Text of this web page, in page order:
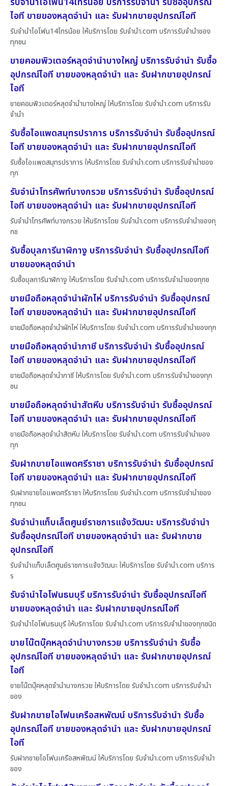
ไอที ขายของหลุดจำนำ และ รับฝากขายอุปกรณ์ไอที
รับจำนำไอโฟน14ไทรน้อย ให้บริการโดย รับจํานํา.com บริการรับจำนำของ
ทุกชน
ขายคอมพิวเตอร์หลุดจำนำบางใหญ่ บริการรับจำนำ รับซื้อ
อุปกรณ์ไอที ขายของหลุดจำนำ และ รับฝากขายอุปกรณ์
ไอที
ขายคอมพิวเตอร์หลุดจำนำบางใหญ่ ให้บริการโดย รับจํานํา.com บริการรับ
จำนำ
รับซื้อไอแพดสมุทรปราการ บริการรับจำนำ รับซื้ออุปกรณ์
ไอที ขายของหลุดจำนำ และ รับฝากขายอุปกรณ์ไอที
รับซื้อไอแพดสมุทรปราการ ให้บริการโดย รับจํานํา.com บริการรับจำนำของ
ทุก
รับจำนำโทรศัพท์บางกรวย บริการรับจำนำ รับซื้ออุปกรณ์
ไอที ขายของหลุดจำนำ และ รับฝากขายอุปกรณ์ไอที
รับจำนำโทรศัพท์บางกรวย ให้บริการโดย รับจํานํา.com บริการรับจำนำของทุ
กช
รับซื้อบุลการีนาฬิกางู บริการรับจำนำ รับซื้ออุปกรณ์ไอที
ขายของหลุดจำนำ
รับซื้อบุลการีนาฬิกางู ให้บริการโดย รับจํานํา.com บริการรับจำนำของทุกช
ขายมือถือหลุดจำนำผักไห่ บริการรับจำนำ รับซื้ออุปกรณ์
ไอที ขายของหลุดจำนำ และ รับฝากขายอุปกรณ์ไอที
ขายมือถือหลุดจำนำผักไห่ ให้บริการโดย รับจํานํา.com บริการรับจำนำของทุก
ขายมือถือหลุดจำนำภาชี บริการรับจำนำ รับซื้ออุปกรณ์
ไอที ขายของหลุดจำนำ และ รับฝากขายอุปกรณ์ไอที
ขายมือถือหลุดจำนำภาชี ให้บริการโดย รับจํานํา.com บริการรับจำนำของทุก
ชน
ขายมือถือหลุดจำนำสัตหีบ บริการรับจำนำ รับซื้ออุปกรณ์
ไอที ขายของหลุดจำนำ และ รับฝากขายอุปกรณ์ไอที
ขายมือถือหลุดจำนำสัตหีบ ให้บริการโดย รับจํานํา.com บริการรับจำนำของ
ทุก
รับฝากขายไอแพดศรีราชา บริการรับจำนำ รับซื้ออุปกรณ์
ไอที ขายของหลุดจำนำ และ รับฝากขายอุปกรณ์ไอที
รับฝากขายไอแพดศรีราชา ให้บริการโดย รับจํานํา.com บริการรับจำนำของ
ทุกชน
รับจำนำแท็บเล็ตศูนย์ราชการแจ้งวัฒนะ บริการรับจำนำ
รับซื้ออุปกรณ์ไอที ขายของหลุดจำนำ และ รับฝากขาย
อุปกรณ์ไอที
รับจำนำแท็บเล็ตศูนย์ราชการแจ้งวัฒนะ ให้บริการโดย รับจํานํา.com บริการ
ร
รับจำนำไอโฟนธนบุรี บริการรับจำนำ รับซื้ออุปกรณ์ไอที
ขายของหลุดจำนำ และ รับฝากขายอุปกรณ์ไอที
รับจำนำไอโฟนธนบุรี ให้บริการโดย รับจํานํา.com บริการรับจำนำของทุกชนิด
ขายโน๊ตบุ๊คหลุดจำนำบางกรวย บริการรับจำนำ รับซื้อ
อุปกรณ์ไอที ขายของหลุดจำนำ และ รับฝากขายอุปกรณ์
ไอที
ขายโน๊ตบุ๊คหลุดจำนำบางกรวย ให้บริการโดย รับจํานํา.com บริการรับจำนำ
ของ
รับฝากขายไอโฟนเครือสหพัฒน์ บริการรับจำนำ รับซื้อ
อุปกรณ์ไอที ขายของหลุดจำนำ และ รับฝากขายอุปกรณ์
ไอที
รับฝากขายไอโฟนเครือสหพัฒน์ ให้บริการโดย รับจํานํา.com บริการรับจำนำ
ของ